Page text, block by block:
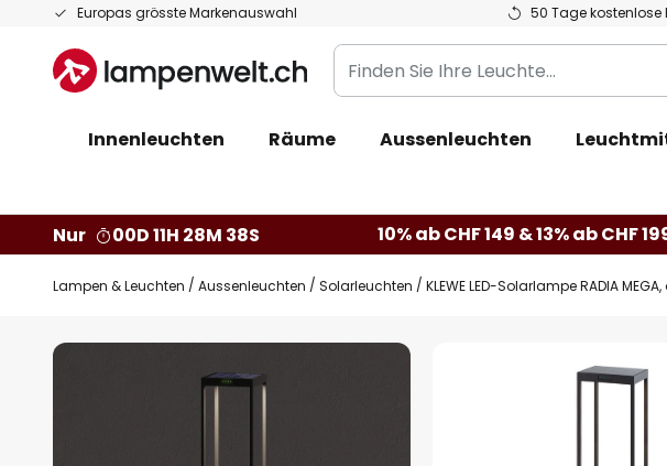
Europas grösste Markenauswahl 50 Tage kostenlose
Zum
springen
Finden
Sie
Leuchte...
Innenleuchten Räume Aussenleuchten
Nur
00D 11H 28M 37S 10% ab CHF 149 & 13% ab CHF
Lampen & Leuchten Aussenleuchten Solarleuchten KLEWE LED-Solarlampe RADIA
Zum